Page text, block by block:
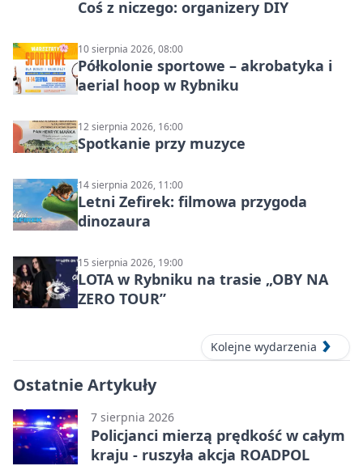
Coś z niczego: organizery DIY
10 sierpnia 2026, 08:00
Półkolonie sportowe – akrobatyka i
aerial hoop w Rybniku
12 sierpnia 2026, 16:00
Spotkanie przy muzyce
14 sierpnia 2026, 11:00
Letni Zefirek: filmowa przygoda
dinozaura
15 sierpnia 2026, 19:00
LOTA w Rybniku na trasie „OBY NA
ZERO TOUR”
Kolejne wydarzenia
Ostatnie Artykuły
7 sierpnia 2026
Policjanci mierzą prędkość w całym
kraju - ruszyła akcja ROADPOL